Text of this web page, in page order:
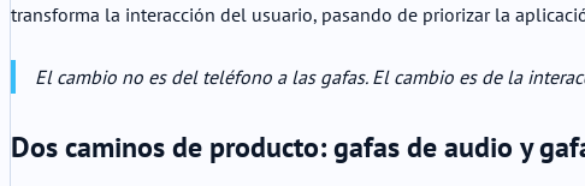
transforma la interacción del usuario, pasando de priorizar la
El cambio no es del teléfono a las gafas. El cambio es de la
Dos caminos de producto: gafas de audio y